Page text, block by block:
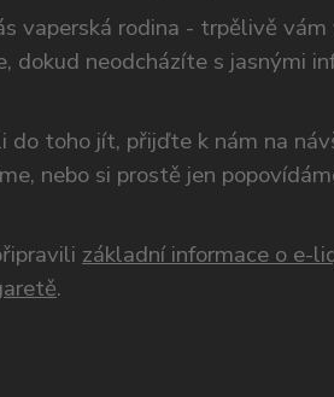
vaperská rodina - trpělivě vám
dokud neodcházíte s jasnými
do toho jít, přijďte k nám na
nebo si prostě jen
základní informace o e-
.